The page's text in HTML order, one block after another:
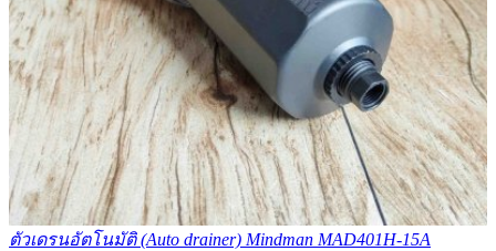
ตัวเดรนอัตโนมัติ (Auto drainer) Mindman MAD401H-15A